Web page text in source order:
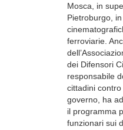
Mosca, in
Pietroburgo,
ferroviarie.
dei Difensori
responsabile
cittadini
governo, ha
il programma
funzionari sui